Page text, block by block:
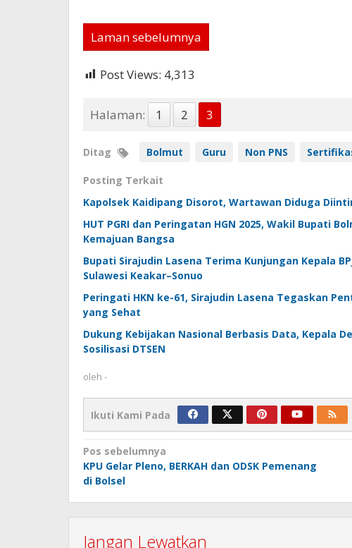
Laman sebelumnya
Post Views: 4,313
Halaman: 1 2 3
Ditag Bolmut Guru Non PNS
Posting Terkait
Kapolsek Kaidipang Disorot, Wartawan Diduga
HUT PGRI dan Peringatan HGN 2025, Wakil Bupati
Kemajuan Bangsa
Bupati Sirajudin Lasena Terima Kunjungan Kepala
Sulawesi Keakar–Sonuo
Peringati HKN ke-61, Sirajudin Lasena Tegaskan
yang Sehat
Dukung Kebijakan Nasional Berbasis Data, Kepala
Sosilisasi DTSEN
oleh -
Ikuti Kami Pada
Navigasi
pos
Pos sebelumnya
KPU Gelar Pleno, BERKAH dan ODSK Pemenang
di Bolsel
Jangan Lewatkan